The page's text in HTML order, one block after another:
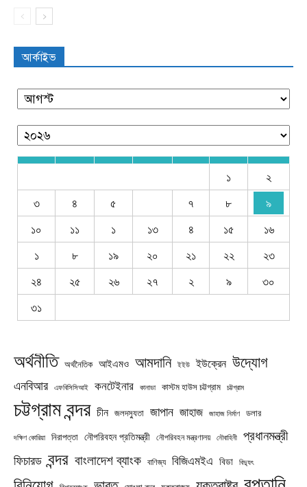
আর্কাইভ
১
২
৩
৪ ৫ ৭ ৮
৯
১০
১১ ১ ১৩ ৪ ১৫
১৬
১
৮ ১৯ ২০ ২১ ২২
২৩
২৪
২৫ ২৬ ২৭ ২ ৯
৩০
৩১
অর্থনীতি অর্থনৈতিক আইএমও আমদানি ইইউ ইউক্রেন উদ্যোগ
এনবিআর এফবিসিসিআই কনটেইনার কানাডা কাস্টম হাউস চট্টগ্রাম চট্টগ্রাম
চট্টগ্রাম বন্দর চীন জলদস্যুতা জাপান জাহাজ জাহাজ নির্মাণ ডলার
দক্ষিণ কোরিয়া নিরাপত্তা নৌপরিবহন প্রতিমন্ত্রী নৌপরিবহন মন্ত্রণালয় নৌবাহিনী প্রধানমন্ত্রী
ফিচারড বন্দর বাংলাদেশ ব্যাংক বাণিজ্য বিজিএমইএ বিডা বিদ্যুৎ